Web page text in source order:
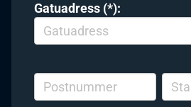
Gatuadress (*):